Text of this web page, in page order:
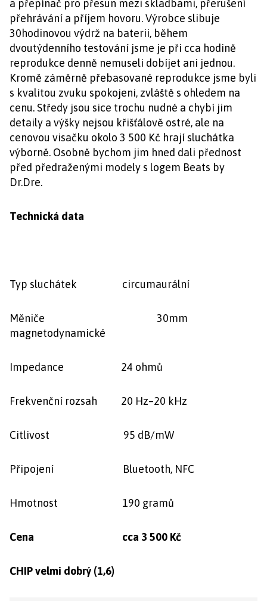
a přepínač pro přesun mezi skladbami, přerušení
přehrávání a příjem hovoru. Výrobce slibuje
30hodinovou výdrž na baterii, během
dvoutýdenního testování jsme je při cca hodině
reprodukce denně nemuseli dobíjet ani jednou.
Kromě záměrně přebasované reprodukce jsme byli
s kvalitou zvuku spokojeni, zvláště s ohledem na
cenu. Středy jsou sice trochu nudné a chybí jim
detaily a výšky nejsou křišťálově ostré, ale na
cenovou visačku okolo 3 500 Kč hrají sluchátka
výborně. Osobně bychom jim hned dali přednost
před předraženými modely s logem Beats by
Dr.Dre.
Technická data
Typ sluchátek circumaurální
Měniče 30mm
magnetodynamické
Impedance 24 ohmů
Frekvenční rozsah 20 Hz–20 kHz
Citlivost 95 dB/mW
Připojení Bluetooth, NFC
Hmotnost 190 gramů
Cena cca 3 500 Kč
CHIP velmi dobrý (1,6)